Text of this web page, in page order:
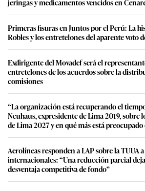
Primeras fisuras en Juntos por el Perú: La
Robles y los entretelones del aparente voto
Exdirigente del Movadef será el
entretelones de los acuerdos sobre la
comisiones
“La organización está recuperando el
Neuhaus, expresidente de Lima 2019, sobre
de Lima 2027 y en qué más está
Aerolíneas responden a LAP sobre la TUUA a
internacionales: “Una reducción parcial
desventaja competitiva de fondo”